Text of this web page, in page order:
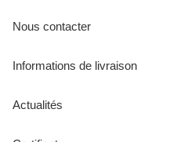
Nous contacter
Informations de livraison
Actualités